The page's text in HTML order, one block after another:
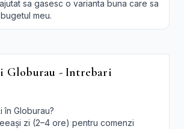
sa gasesc o varianta buna care sa
meu.
Globurau - Intrebari
în Globurau?
zi (2–4 ore) pentru comenzi